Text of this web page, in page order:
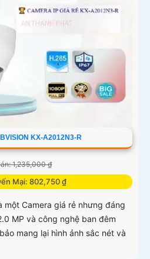
KX-A2012N3-R
1,235,000 ₫
Mại: 802,750 ₫
một Camera giá rẻ nhưng đáng
MP và công nghệ ban đêm
mang lại hình ảnh sắc nét và